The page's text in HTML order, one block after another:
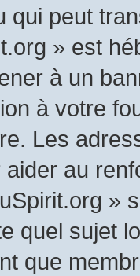
qui peut
» est
à un
à votre
Les
au
»
quel sujet
que